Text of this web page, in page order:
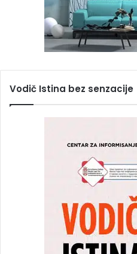
Vodič Istina bez senzacije